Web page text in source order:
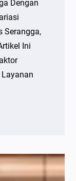
Dengan
Serangga,
Ini